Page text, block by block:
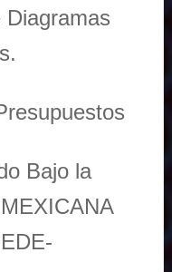
Diagramas
Bajo la